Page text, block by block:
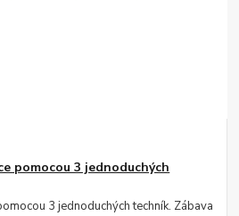
pomocou 3 jednoduchých
3 jednoduchých techník. Zábava